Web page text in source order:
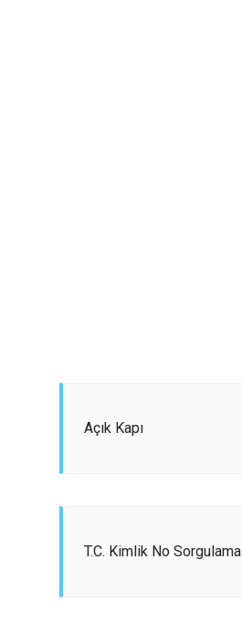
Açık Kapı
T.C. Kimlik No Sorgulama